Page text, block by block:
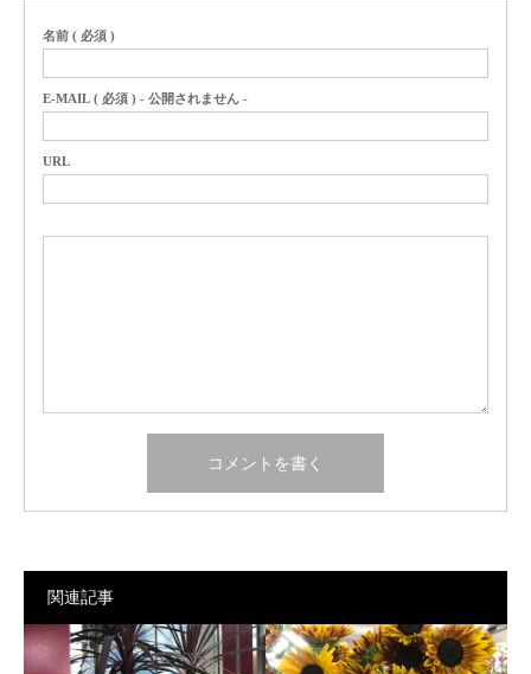
名前 ( 必須 )
E-MAIL ( 必須 ) - 公開されません -
URL
関連記事